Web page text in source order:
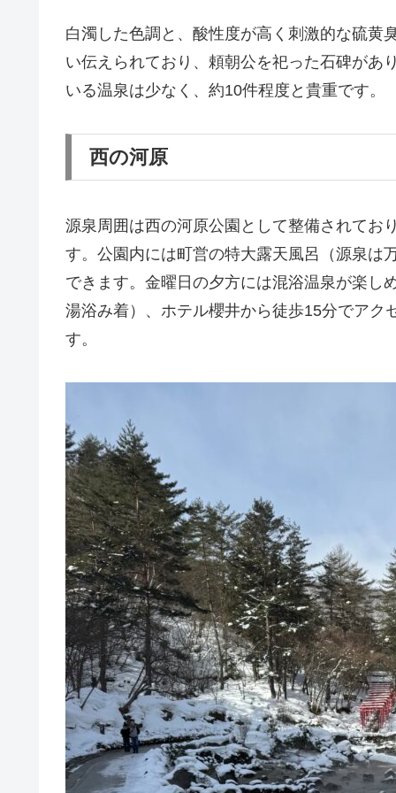
白濁した色調と、酸性度が高く刺激的な硫黄
い伝えられており、頼朝公を祀った石碑があ
いる温泉は少なく、約10件程度と貴重です。
西の河原
源泉周囲は西の河原公園として整備されてお
す。公園内には町営の特大露天風呂（源泉は
できます。金曜日の夕方には混浴温泉が楽し
湯浴み着）、ホテル櫻井から徒歩15分でア
す。